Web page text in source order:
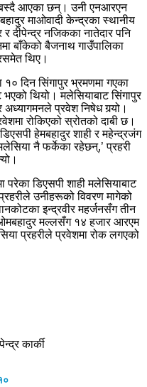
बस्दै आएका छन्। उनी एनआरएन
माओवादी केन्द्रका स्थानीय
दीपेन्द्र नजिकका नातेदार पनि
बाँकेको बैजनाथ गाउँपालिका
थिए।
दिन सिंगापुर भ्रमणमा गएका
थियो। मलेसियाबाट सिंगापुर
अध्यागमनले प्रवेश निषेध गर्‍यो।
रोकिएको स्रोतको दाबी छ।
हेमबहादुर शाही र महेन्द्रजंग
नै फर्केका रहेछन्,’ प्रहरी
परेका डिएसपी शाही मलेसियाबाट
उनीहरूको विवरण मागेको
इन्द्रवीर महर्जनसँग तीन
मल्लसँग १४ हजार आरएम
प्रहरीले प्रवेशमा रोक लगएको
कार्की